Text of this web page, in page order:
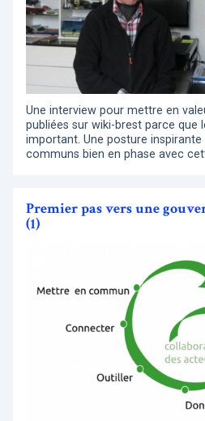
Une interview pour mettre en
publiées sur wiki-brest parce que
important. Une posture
communs bien en phase avec
Premier pas vers une
(1)